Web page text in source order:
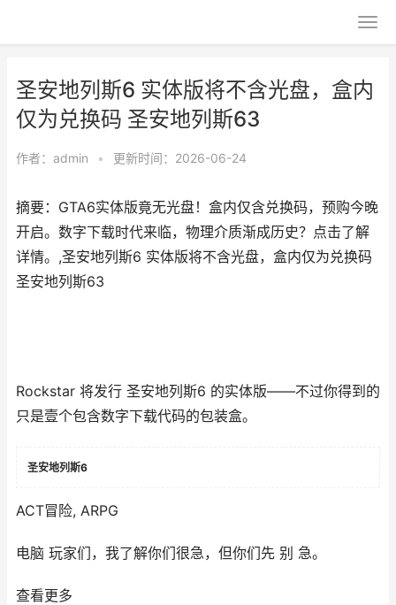
圣安地列斯6 实体版将不含光盘，盒内
仅为兑换码 圣安地列斯63
作者： admin • 更新时间：2026-06-24
摘要：GTA6实体版竟无光盘！盒内仅含兑换码，预购今晚
开启。数字下载时代来临，物理介质渐成历史？点击了解
详情。,圣安地列斯6 实体版将不含光盘，盒内仅为兑换码
圣安地列斯63
Rockstar 将发行 圣安地列斯6 的实体版——不过你得到的
只是壹个包含数字下载代码的包装盒。
圣安地列斯6
ACT冒险, ARPG
电脑 玩家们，我了解你们很急，但你们先 别 急。
查看更多